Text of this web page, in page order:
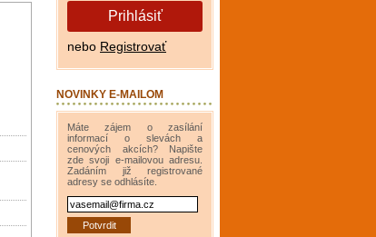
Prihlásiť
nebo Registrovať
NOVINKY E-MAILOM
Máte zájem o zasílání
informací o slevách a
cenových akcích? Napište
zde svoji e-mailovou adresu.
Zadáním již registrované
adresy se odhlásíte.